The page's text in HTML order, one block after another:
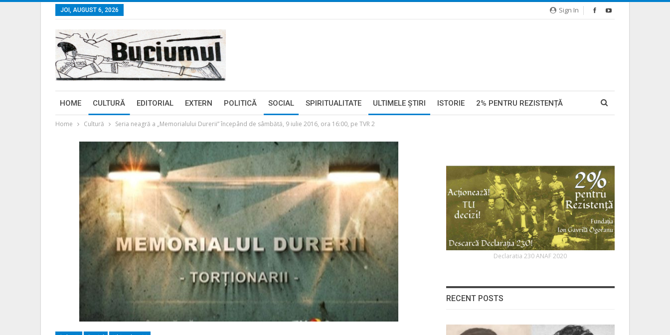
Sign In
JOI, AUGUST 6, 2026
HOME CULTURĂ EDITORIAL EXTERN POLITICĂ SOCIAL SPIRITUALITATE ULTIMELE ŞTIRI ISTORIE 2% PENTRU REZISTENȚĂ
Home Cultură Seria neagră a „Memorialului Durerii” începând de sâmbătă, 9 iulie 2016, ora 16:00, pe TVR 2
Declaratia 230 ANAF 2020
RECENT POSTS